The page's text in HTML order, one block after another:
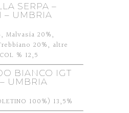
SERPA –
– UMBRIA
Malvasia 20%,
20%, altre
% 12,5
BIANCO IGT
UMBRIA
100%) 13,5%